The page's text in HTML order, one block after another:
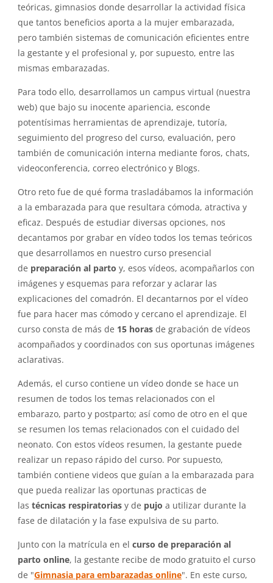
teóricas, gimnasios donde desarrollar la actividad física
que tantos beneficios aporta a la mujer embarazada,
pero también sistemas de comunicación eficientes entre
la gestante y el profesional y, por supuesto, entre las
mismas embarazadas.
Para todo ello, desarrollamos un campus virtual (nuestra
web) que bajo su inocente apariencia, esconde
potentísimas herramientas de aprendizaje, tutoría,
seguimiento del progreso del curso, evaluación, pero
también de comunicación interna mediante foros, chats,
videoconferencia, correo electrónico y Blogs.
Otro reto fue de qué forma trasladábamos la información
a la embarazada para que resultara cómoda, atractiva y
eficaz. Después de estudiar diversas opciones, nos
decantamos por grabar en vídeo todos los temas teóricos
que desarrollamos en nuestro curso presencial
de preparación al parto y, esos vídeos, acompañarlos con
imágenes y esquemas para reforzar y aclarar las
explicaciones del comadrón. El decantarnos por el vídeo
fue para hacer mas cómodo y cercano el aprendizaje. El
curso consta de más de 15 horas de grabación de vídeos
acompañados y coordinados con sus oportunas imágenes
aclarativas.
Además, el curso contiene un vídeo donde se hace un
resumen de todos los temas relacionados con el
embarazo, parto y postparto; así como de otro en el que
se resumen los temas relacionados con el cuidado del
neonato. Con estos vídeos resumen, la gestante puede
realizar un repaso rápido del curso. Por supuesto,
también contiene videos que guían a la embarazada para
que pueda realizar las oportunas practicas de
las técnicas respiratorias y de pujo a utilizar durante la
fase de dilatación y la fase expulsiva de su parto.
Junto con la matrícula en el curso de preparación al
parto online, la gestante recibe de modo gratuito el curso
de "Gimnasia para embarazadas online". En este curso,